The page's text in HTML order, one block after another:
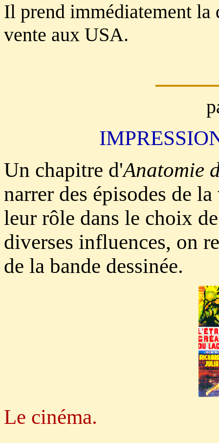
Il prend immédiatement
vente aux USA.
Un chapitre d'Anatomie
narrer des épisodes de
leur rôle dans le choix
diverses influences, on
de la bande dessinée.
Le cinéma.